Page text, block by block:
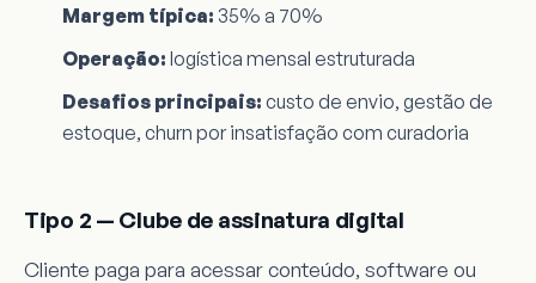
Margem típica: 35% a 70%
Operação: logística mensal estruturada
Desafios principais: custo de envio, gestão de
estoque, churn por insatisfação com curadoria
Tipo 2 — Clube de assinatura digital
Cliente paga para acessar conteúdo, software ou